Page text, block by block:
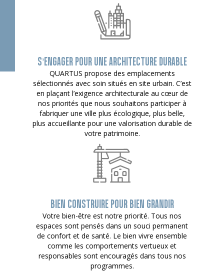
S’ENGAGER POUR UNE ARCHITECTURE DURABLE
QUARTUS propose des emplacements
sélectionnés avec soin situés en site urbain. C’est
en plaçant l’exigence architecturale au cœur de
nos priorités que nous souhaitons participer à
fabriquer une ville plus écologique, plus belle,
plus accueillante pour une valorisation durable de
votre patrimoine.
BIEN CONSTRUIRE POUR BIEN GRANDIR
Votre bien-être est notre priorité. Tous nos
espaces sont pensés dans un souci permanent
de confort et de santé. Le bien vivre ensemble
comme les comportements vertueux et
responsables sont encouragés dans tous nos
programmes.